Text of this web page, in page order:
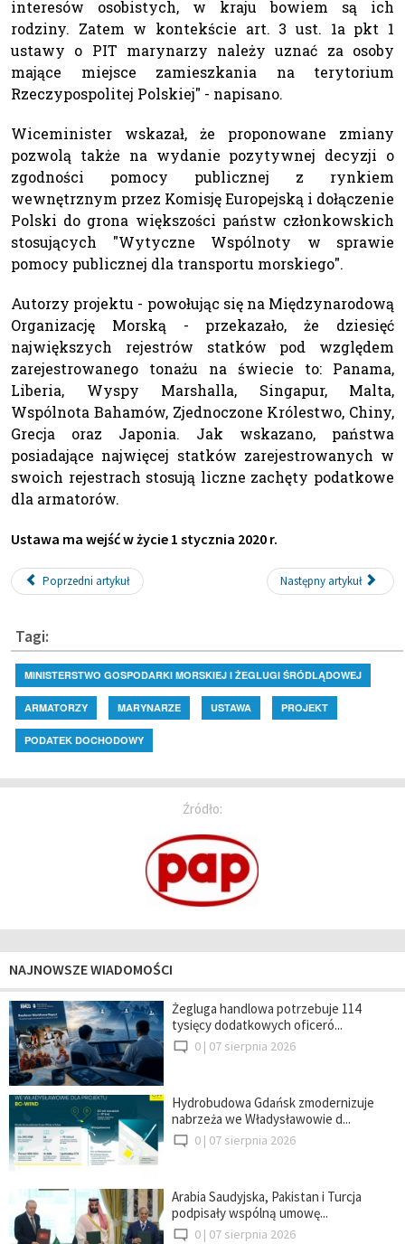
interesów osobistych, w kraju bowiem są ich
rodziny. Zatem w kontekście art. 3 ust. 1a pkt 1
ustawy o PIT marynarzy należy uznać za osoby
mające miejsce zamieszkania na terytorium
Rzeczypospolitej Polskiej" - napisano.
Wiceminister wskazał, że proponowane zmiany
pozwolą także na wydanie pozytywnej decyzji o
zgodności pomocy publicznej z rynkiem
wewnętrznym przez Komisję Europejską i dołączenie
Polski do grona większości państw członkowskich
stosujących "Wytyczne Wspólnoty w sprawie
pomocy publicznej dla transportu morskiego".
Autorzy projektu - powołując się na Międzynarodową
Organizację Morską - przekazało, że dziesięć
największych rejestrów statków pod względem
zarejestrowanego tonażu na świecie to: Panama,
Liberia, Wyspy Marshalla, Singapur, Malta,
Wspólnota Bahamów, Zjednoczone Królestwo, Chiny,
Grecja oraz Japonia. Jak wskazano, państwa
posiadające najwięcej statków zarejestrowanych w
swoich rejestrach stosują liczne zachęty podatkowe
dla armatorów.
Ustawa ma wejść w życie 1 stycznia 2020 r.
Poprzedni artykuł Następny artykuł
Tagi:
MINISTERSTWO GOSPODARKI MORSKIEJ I ŻEGLUGI ŚRÓDLĄDOWEJ
ARMATORZY MARYNARZE USTAWA PROJEKT
PODATEK DOCHODOWY
Źródło:
NAJNOWSZE WIADOMOŚCI
Żegluga handlowa potrzebuje 114
tysięcy dodatkowych oficeró...
0 | 07 sierpnia 2026
Hydrobudowa Gdańsk zmodernizuje
nabrzeża we Władysławowie d...
0 | 07 sierpnia 2026
Arabia Saudyjska, Pakistan i Turcja
podpisały wspólną umowę...
0 | 07 sierpnia 2026